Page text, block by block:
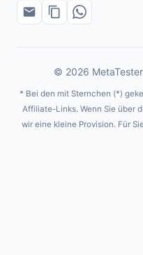
© 2026
* Bei den mit Sternchen (*)
Affiliate-Links. Wenn Sie über
wir eine kleine Provision. Für